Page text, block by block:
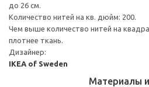
до 26 см.
Количество нитей на кв. дюйм: 200.
Чем выше количество нитей на
плотнее ткань.
Дизайнер:
IKEA of Sweden
Материалы